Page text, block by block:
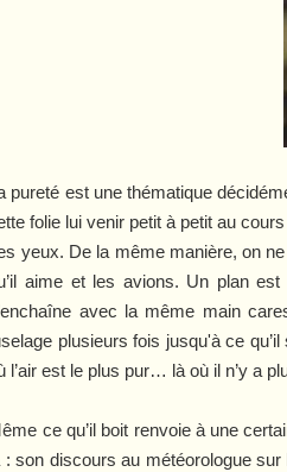
pureté est une thématique
folie lui venir petit à petit au
yeux. De la même manière, on
aime et les avions. Un plan
avec la même main
plusieurs fois jusqu'à ce
l’air est le plus pur… là où il n’y a
ce qu’il boit renvoie à une
: son discours au météorologue